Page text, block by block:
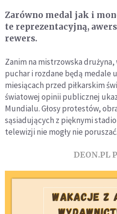
Zarówno medal jak i
te reprezentacyjną,
rewers.
Zanim na mistrzowska
puchar i rozdane będą medale
miesiącach przed piłkarskim
światowej opinii publicznej
Mundialu. Głosy protestów,
sąsiadujących z pięknymi
telewizji nie mogły nie poruszać.
DEON.PL